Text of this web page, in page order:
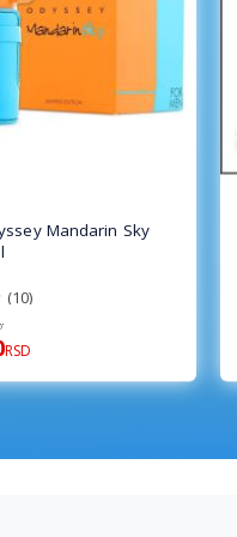
Mandarin Sky
(10)
RSD